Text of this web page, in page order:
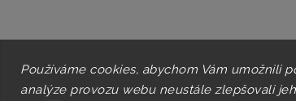
Používáme cookies, abychom Vám umožnili
analýze provozu webu neustále zlepšovali